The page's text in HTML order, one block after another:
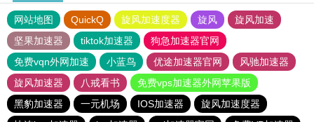
网站地图 QuickQ 旋风加速度器 旋风
旋风加速
坚果加速器
tiktok加速器
狗急加速器官网
免费vqn外网加速
小蓝鸟 优途加速器官网
风驰加速器
旋风加速器
八戒看书
免费vps加速器外网苹果版
黑豹加速器
一元机场 IOS加速器
旋风加速度器